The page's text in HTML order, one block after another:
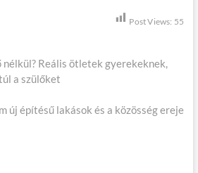
Post Views: 55
Reális ötletek gyerekeknek,
a szülőket
új építésű lakások és a közösség ereje